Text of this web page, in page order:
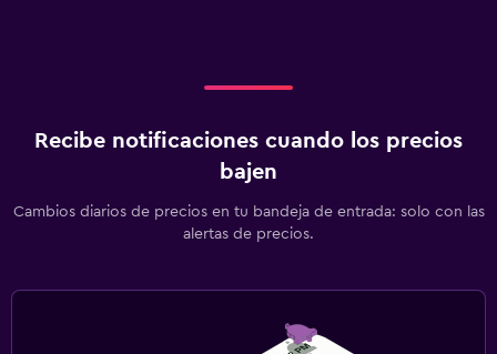
Recibe notificaciones cuando los precios
bajen
Cambios diarios de precios en tu bandeja de entrada: solo con las
alertas de precios.